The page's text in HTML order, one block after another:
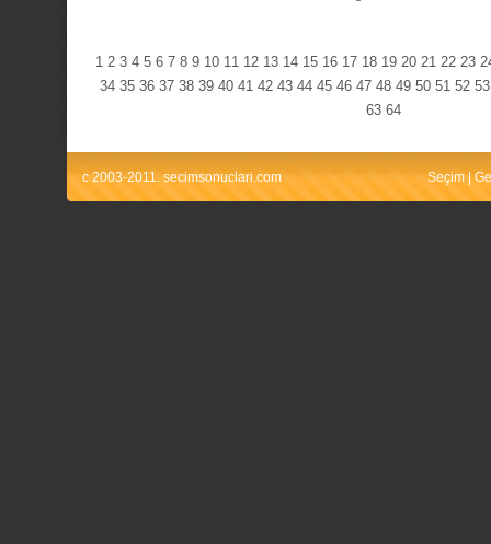
1 2 3 4 5 6 7 8 9 10 11 12 13 14 15 16 17 18 19 20 21 22 23
34 35 36 37 38 39 40 41 42 43 44 45 46 47 48 49 50 51 52 53
63 64
c 2003-2011. secimsonuclari.com Seçim |